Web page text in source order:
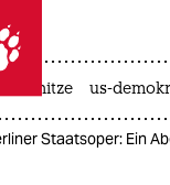
taz zahl ich
taz zahl ich
hitze us-
Staatsoper: Ein